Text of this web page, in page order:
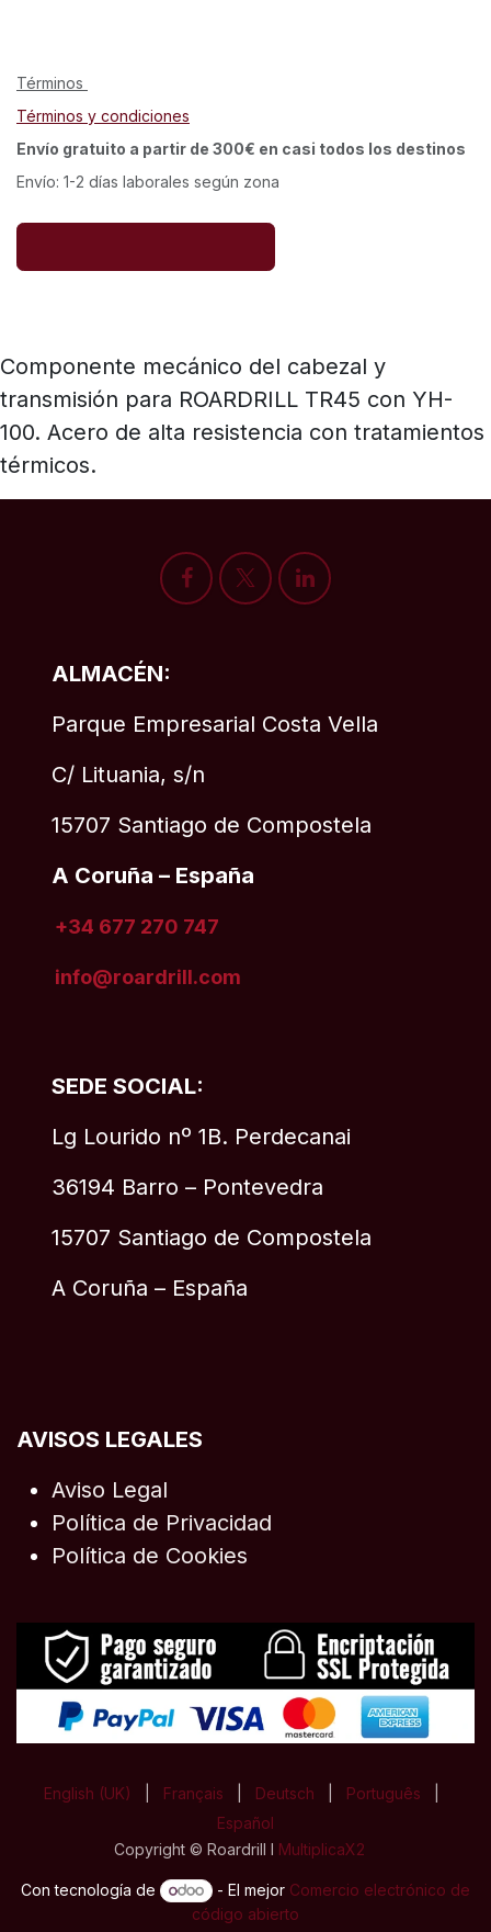
Términos
Términos y condiciones
Envío gratuito a partir de 300€ en casi todos los destinos
Envío: 1-2 días laborales según zona
Componente mecánico del cabezal y
transmisión para ROARDRILL TR45 con YH-
100. Acero de alta resistencia con tratamientos
térmicos.
SEDE SOCIAL:
Lg Lourido nº 1B. Perdecanai
36194 Barro – Pontevedra
15707 Santiago de Compostela
A Coruña – España
ALMACÉN:
Parque Empresarial Costa Vella
C/ Lituania, s/n
15707 Santiago de Compostela
A Coruña – España
+34 677 270 747
info@roardrill.com
AVISOS LEGALES
Aviso Legal
Política de Privacidad
Política de Cookies
Copyright © Roardrill I MultiplicaX2
English (UK) Français Deutsch Português
Español
Con tecnología de - El mejor Comercio electrónico de
código abierto